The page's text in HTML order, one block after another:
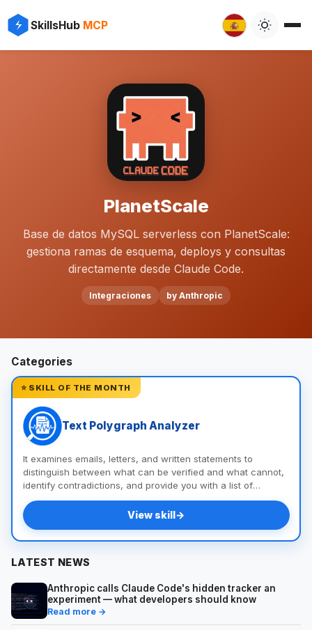
SkillsHub MCP
PlanetScale
Base de datos MySQL serverless con PlanetScale:
gestiona ramas de esquema, deploys y consultas
directamente desde Claude Code.
Integraciones by Anthropic
Categories
⭐ SKILL OF THE MONTH
Text Polygraph Analyzer
It examines emails, letters, and written statements to
distinguish between what can be verified and what cannot,
identify contradictions, and provide you with a list of
questions and documents to help you uncover the truth.
View skill→
LATEST NEWS
Anthropic calls Claude Code's hidden tracker an
experiment — what developers should know
Read more →